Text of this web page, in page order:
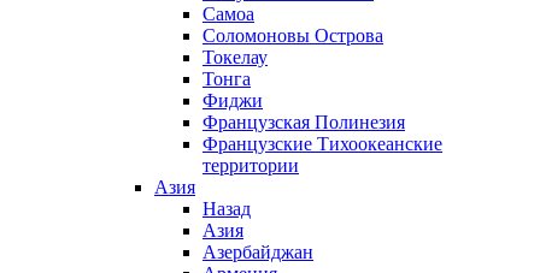
Самоа
Соломоновы Острова
Токелау
Тонга
Фиджи
Французская Полинезия
Французские Тихоокеанские
территории
Азия
Назад
Азия
Азербайджан